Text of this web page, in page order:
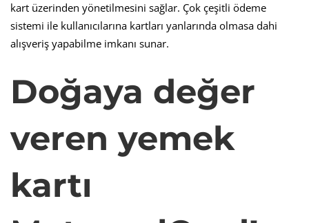
kart üzerinden yönetilmesini sağlar. Çok çeşitli ödeme
sistemi ile kullanıcılarına kartları yanlarında olmasa dahi
alışveriş yapabilme imkanı sunar.
Doğaya değer
veren yemek
kartı